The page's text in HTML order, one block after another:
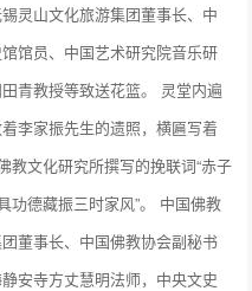
灵山文化旅游集团董事长、中
馆员、中国艺术研究院音乐研
青教授等致送花篮。 灵堂内遍
李家振先生的遗照，横匾写着
教文化研究所撰写的挽联词“赤子
功德藏振三时家风”。 中国佛教
董事长、中国佛教协会副秘书
安寺方丈慧明法师，中央文史